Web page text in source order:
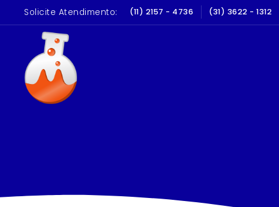
Solicite Atendimento: (11) 2157 - 4736 (31) 3622 - 1312